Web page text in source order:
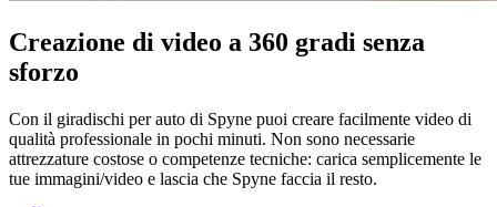
Creazione di video a 360 gradi senza
sforzo
Con il giradischi per auto di Spyne puoi creare facilmente video di
qualità professionale in pochi minuti. Non sono necessarie
attrezzature costose o competenze tecniche: carica semplicemente le
tue immagini/video e lascia che Spyne faccia il resto.